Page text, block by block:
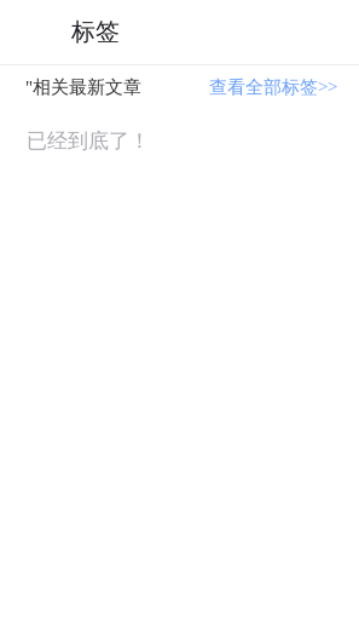
标签
"相关最新文章 查看全部标签>>
已经到底了！